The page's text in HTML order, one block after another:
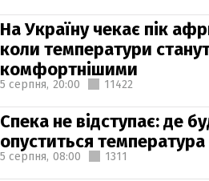
На Україну чекає пік
коли температури
комфортнішими
5 серпня, 20:00 11422
Спека не відступає: де
опуститься
5 серпня, 08:00 1311